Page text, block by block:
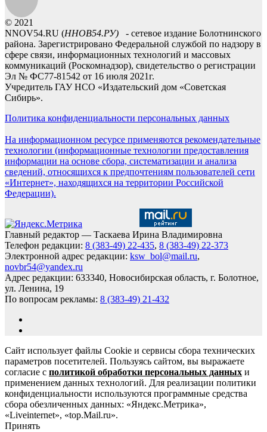
© 2021
NNOV54.RU (ННОВ54.РУ) - сетевое издание Болотнинского
района. Зарегистрировано Федеральной службой по надзору в
сфере связи, информационных технологий и массовых
коммуникаций (Роскомнадзор), свидетельство о регистрации
Эл № ФС77-81542 от 16 июля 2021г.
Учредитель ГАУ НСО «Издательский дом «Советская
Сибирь».
Политика конфиденциальности персональных данных
На информационном ресурсе применяются рекомендательные
технологии (информационные технологии предоставления
информации на основе сбора, систематизации и анализа
сведений, относящихся к предпочтениям пользователей сети
«Интернет», находящихся на территории Российской
Федерации).
Главный редактор — Таскаева Ирина Владимировна
Телефон редакции: 8 (383-49) 22-435, 8 (383-49) 22-373
Электронной адрес редакции: ksw_bol@mail.ru,
novbr54@yandex.ru
Адрес редакции: 633340, Новосибирская область, г. Болотное,
ул. Ленина, 19
По вопросам рекламы: 8 (383-49) 21-432
Сайт использует файлы Cookie и сервисы сбора технических
параметров посетителей. Пользуясь сайтом, вы выражаете
согласие с политикой обработки персональных данных и
применением данных технологий. Для реализации политики
конфиденциальности используются программные средства
сбора обезличенных данных: «Яндекс.Метрика»,
«Liveinternet», «top.Mail.ru».
Принять